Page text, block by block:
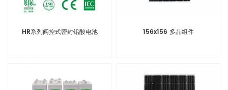
HR系列阀控式密封铅酸电池 156x156 多晶组件